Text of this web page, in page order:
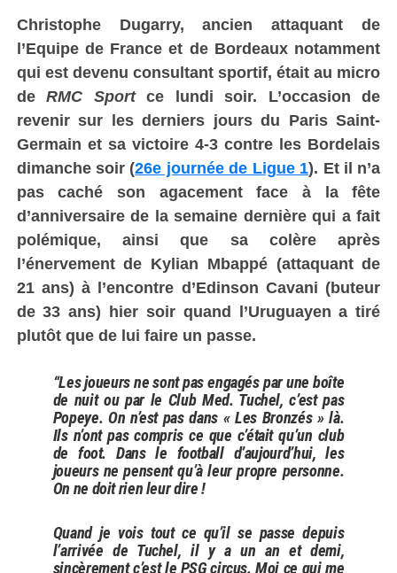
Christophe Dugarry, ancien attaquant de
l’Equipe de France et de Bordeaux notamment
qui est devenu consultant sportif, était au micro
deRMC Sportce lundi soir. L’occasion de
revenir sur les derniers jours du Paris Saint-
Germain et sa victoire 4-3 contre les Bordelais
dimanche soir (26e journée de Ligue 1). Et il n’a
pas caché son agacement face à la fête
d’anniversaire de la semaine dernière qui a fait
polémique, ainsi que sa colère après
l’énervement de Kylian Mbappé (attaquant de
21 ans) à l’encontre d’Edinson Cavani (buteur
de 33 ans) hier soir quand l’Uruguayen a tiré
plutôt que de lui faire un passe.
“Les joueurs ne sont pas engagés par une boîte
de nuit ou par le Club Med. Tuchel, c’est pas
Popeye. On n’est pas dans « Les Bronzés » là.
Ils n’ont pas compris ce que c’était qu’un club
de foot. Dans le football d’aujourd’hui, les
joueurs ne pensent qu’à leur propre personne.
On ne doit rien leur dire !
Quand je vois tout ce qu’il se passe depuis
l’arrivée de Tuchel, il y a un an et demi,
sincèrement c’est le PSG circus. Moi ce qui me